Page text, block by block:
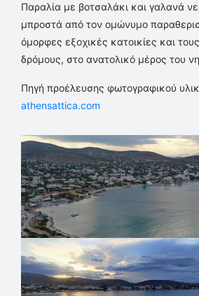
Παραλία με βοτσαλάκι και γαλανά
μπροστά από τον ομώνυμο
όμορφες εξοχικές κατοικίες και
δρόμους, στο ανατολικό μέρος του
Πηγή προέλευσης φωτογραφικού
athensattica.com